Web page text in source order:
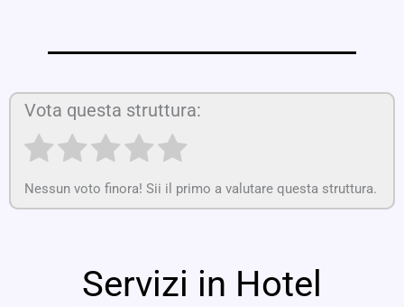
Vota questa struttura:
Nessun voto finora! Sii il primo a valutare questa struttura.
Servizi in Hotel